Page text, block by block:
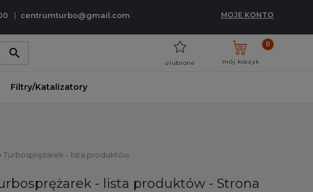
centrumturbo@gmail.com MOJE KONTO
search
mój koszyk
0
ulubione
Filtry/Katalizatory
Turbosprężarek - lista produktów
- lista produktów - Strona